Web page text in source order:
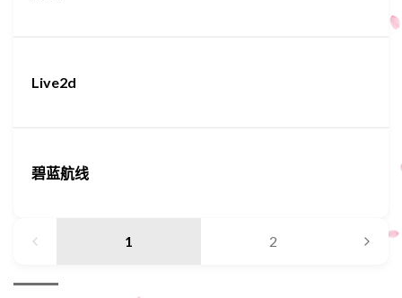
Live2d
碧蓝航线
1 2